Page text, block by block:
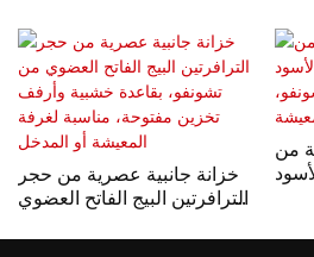
خزانة جانبية عصرية من حجر
الترافرتين البيج الفاتح العضوي
من